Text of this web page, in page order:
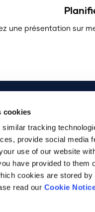
cookies
tracking
provide social media
use of our website
have provided to
cookies are stored
read our Cookie
une présentation sur
Français
©